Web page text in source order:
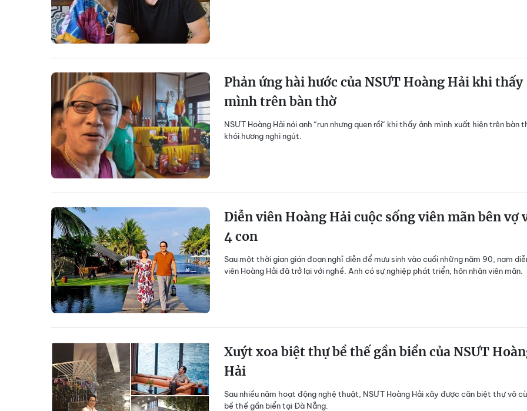
Phản ứng hài hước của NSƯT Hoàng Hải khi thấy
mình trên bàn thờ
NSƯT Hoàng Hải nói anh “run nhưng quen rồi“ khi thấy ảnh mình xuất hiện trên bàn
khói hương nghi ngút.
Diễn viên Hoàng Hải cuộc sống viên mãn bên vợ
4 con
Sau một thời gian gián đoạn nghỉ diễn để mưu sinh vào cuối những năm 90, nam
viên Hoàng Hải đã trở lại với nghề. Anh có sự nghiệp phát triển, hôn nhân viên mãn.
Xuýt xoa biệt thự bề thế gần biển của NSƯT
Hải
Sau nhiều năm hoạt động nghệ thuật, NSƯT Hoàng Hải xây được căn biệt thự vô
bề thế gần biển tại Đà Nẵng.